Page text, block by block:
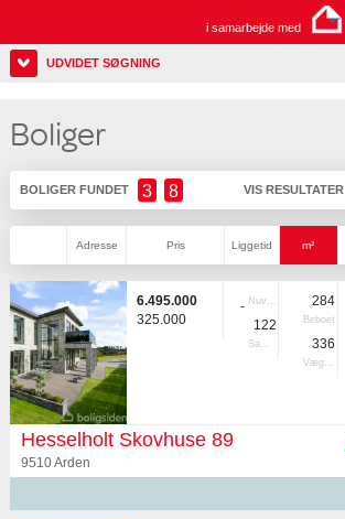
i samarbejde med
UDVIDET SØGNING
Boliger
BOLIGER FUNDET 3 8 VIS RESULTATER
Adresse Pris Liggetid m²
6.495.000
325.000
- Nuvær.
122
Samlet
284
Beboet
336
Vægtet
Hesselholt Skovhuse 89
9510 Arden